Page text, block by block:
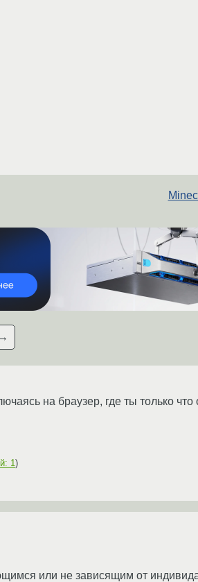
→
на браузер, где ты только
1)
или не зависящим от